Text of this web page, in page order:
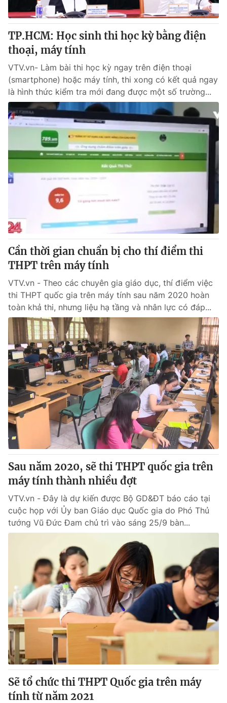
VTV4 Vươn mình bằng AI
VTV9 VTV8
Liên hệ tòa soạn English
THỜI BÁO VTV
Theo dõi báo trên
Cơ quan chủ quản:
Đài Truyền hình Việt Nam
Cơ quan báo chí:
Thời báo VTV
Giấy phép hoạt động báo in và báo điện tử số 483/GP-BTTTT
cấp ngày 29/12/2023
Tổng Biên tập:Vũ Thanh Thủy
Phó Tổng Biên tập: Nguyễn Thị Mỹ Hạnh, Phạm Quốc Thắng,
Nguyễn Trọng Ninh
Tổng đài VTV:024.38 355 931 - 024.38 355 932
Ðiện thoại Thời báo VTV:024.66 897 897
Email:toasoan@vtv.vn
Liên hệ quảng cáo:024-7300.7108
® Cấm sao chép dưới mọi hình thức nếu không có sự chấp
thông tin từ website này.
TP.HCM: Học sinh thi học kỳ bằng điện
thoại, máy tính
VTV.vn- Làm bài thi học kỳ ngay trên điện thoại
(smartphone) hoặc máy tính, thi xong có kết quả ngay
là hình thức kiểm tra mới đang được một số trường...
Cần thời gian chuẩn bị cho thí điểm thi
THPT trên máy tính
VTV.vn - Theo các chuyên gia giáo dục, thí điểm việc
thi THPT quốc gia trên máy tính sau năm 2020 hoàn
toàn khả thi, nhưng liệu hạ tầng và nhân lực có đáp...
Sau năm 2020, sẽ thi THPT quốc gia trên
máy tính thành nhiều đợt
VTV.vn - Đây là dự kiến được Bộ GD&ĐT báo cáo tại
cuộc họp với Ủy ban Giáo dục Quốc gia do Phó Thủ
tướng Vũ Đức Đam chủ trì vào sáng 25/9 bàn...
Sẽ tổ chức thi THPT Quốc gia trên máy
tính từ năm 2021